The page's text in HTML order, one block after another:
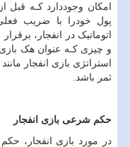
امکان وجوددارد کـه قبل
پول خودرا با ضریب
اتوماتیک در انفجار،
و چیزی کـه عنوان هک بازی
استراتژی بازی انفجار
ثمر باشد.
حکم شرعی بازی انفجار
در مورد بازی انفجار، حکم